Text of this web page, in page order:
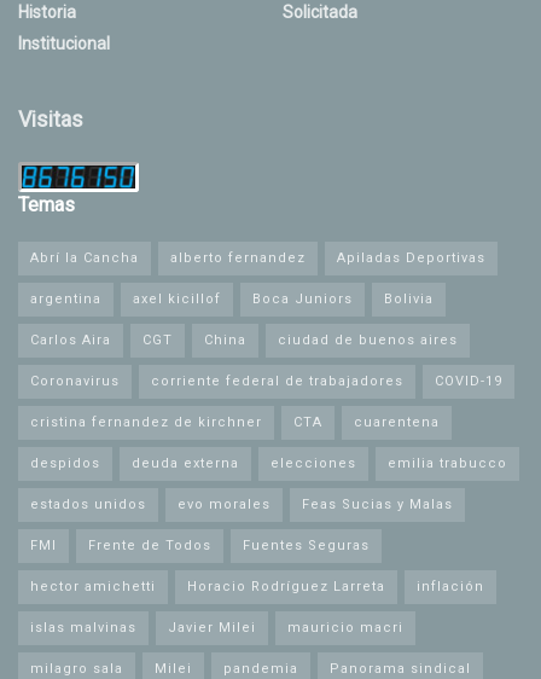
Historia
Institucional
Solicitada
Visitas
Temas
Abrí la Cancha alberto fernandez Apiladas Deportivas
argentina axel kicillof Boca Juniors Bolivia
Carlos Aira CGT China ciudad de buenos aires
Coronavirus corriente federal de trabajadores COVID-19
cristina fernandez de kirchner CTA cuarentena
despidos deuda externa elecciones emilia trabucco
estados unidos evo morales Feas Sucias y Malas
FMI Frente de Todos Fuentes Seguras
hector amichetti Horacio Rodríguez Larreta inflación
islas malvinas Javier Milei mauricio macri
milagro sala Milei pandemia Panorama sindical